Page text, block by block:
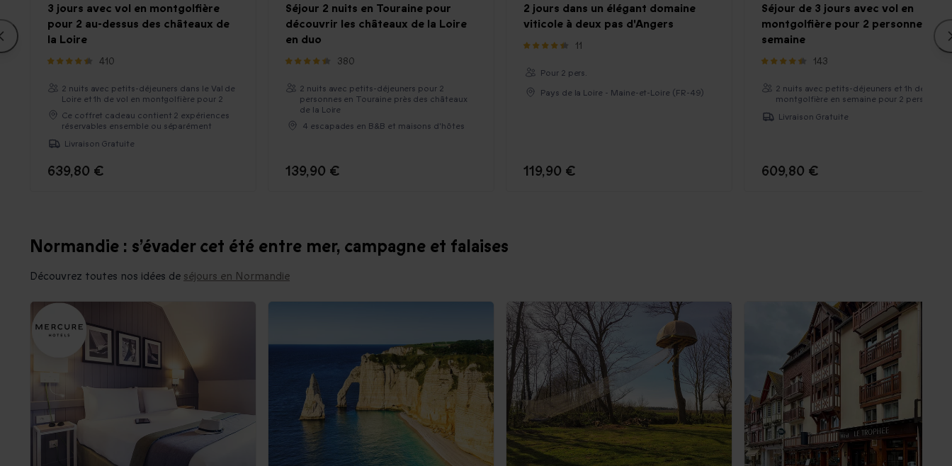
3 jours avec vol en montgolfière
pour 2 au-dessus des châteaux de
la Loire
410
2 nuits avec petits-déjeuners dans le Val de
Loire et 1h de vol en montgolfière pour 2
Ce coffret cadeau contient 2 expériences
réservables ensemble ou séparément
Livraison Gratuite
639,80 €
Séjour 2 nuits en Touraine pour
découvrir les châteaux de la Loire
en duo
380
2 nuits avec petits-déjeuners pour 2
personnes en Touraine près des châteaux
de la Loire
4 escapades en B&B et maisons d'hôtes
139,90 €
2 jours dans un élégant domaine
viticole à deux pas d'Angers
11
Pour 2 pers.
Pays de la Loire - Maine-et-Loire (FR-49)
119,90 €
Séjour de 3 jours avec vol en
montgolfière pour 2 personnes en
semaine
143
2 nuits avec petits-déjeuners et 1h de vol en
montgolfière en semaine pour 2 personnes
Livraison Gratuite
609,80 €
Normandie : s’évader cet été entre mer, campagne et falaises
Découvrez toutes nos idées de séjours en Normandie